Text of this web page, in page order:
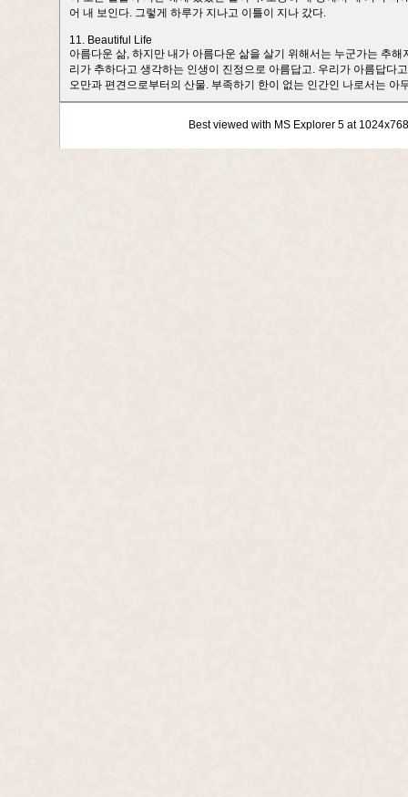
어 내 보인다. 그렇게 하루가 지나고 이틀이 지나 갔다.
11. Beautiful Life
아름다운 삶, 하지만 내가 아름다운 삶을 살기 위해서는 누군가는 추
리가 추하다고 생각하는 인생이 진정으로 아름답고. 우리가 아름답다
오만과 편견으로부터의 산물. 부족하기 한이 없는 인간인 나로서는 아
Best viewed with MS Explorer 5 at